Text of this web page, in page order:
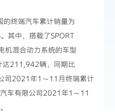
终端汽车累计销量为
其中，搭载了SPORT
机混合动力系统的车型
211,942辆，同期比
司2021年1～11月终端累计
车有限公司2021年1～11